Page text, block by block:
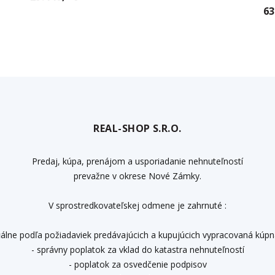
REAL-SHOP S.R.O.
Predaj, kúpa, prenájom a usporiadanie nehnuteľností
prevažne v okrese Nové Zámky.
V sprostredkovateľskej odmene je zahrnuté :
podľa požiadaviek predávajúcich a kupujúcich vypracovaná
- správny poplatok za vklad do katastra nehnuteľností
- poplatok za osvedčenie podpisov